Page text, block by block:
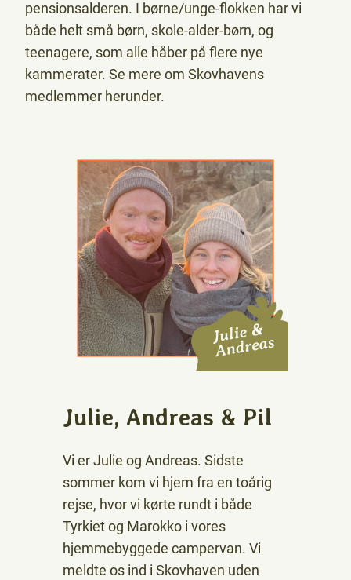
pensionsalderen. I børne/unge-flokken har vi
både helt små børn, skole-alder-børn, og
teenagere, som alle håber på flere nye
kammerater. Se mere om Skovhavens
medlemmer herunder.
Julie, Andreas & Pil
Vi er Julie og Andreas. Sidste
sommer kom vi hjem fra en toårig
rejse, hvor vi kørte rundt i både
Tyrkiet og Marokko i vores
hjemmebyggede campervan. Vi
meldte os ind i Skovhaven uden